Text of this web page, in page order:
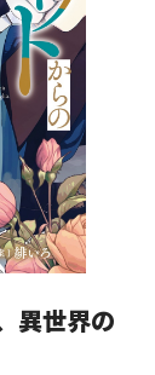
異世界の